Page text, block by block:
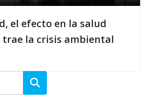
el efecto en la salud
la crisis ambiental